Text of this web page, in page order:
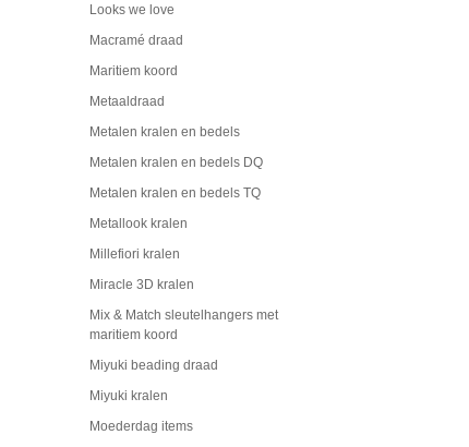
Looks we love
Macramé draad
Maritiem koord
Metaaldraad
Metalen kralen en bedels
Metalen kralen en bedels DQ
Metalen kralen en bedels TQ
Metallook kralen
Millefiori kralen
Miracle 3D kralen
Mix & Match sleutelhangers met
maritiem koord
Miyuki beading draad
Miyuki kralen
Moederdag items